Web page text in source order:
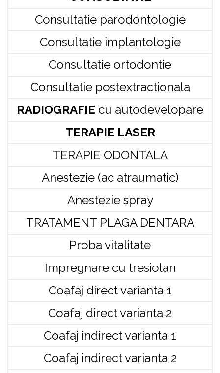
Consultatie parodontologie
Consultatie implantologie
Consultatie ortodontie
Consultatie postextractionala
RADIOGRAFIE cu autodevelopare
TERAPIE LASER
TERAPIE ODONTALA
Anestezie (ac atraumatic)
Anestezie spray
TRATAMENT PLAGA DENTARA
Proba vitalitate
Impregnare cu tresiolan
Coafaj direct varianta 1
Coafaj direct varianta 2
Coafaj indirect varianta 1
Coafaj indirect varianta 2